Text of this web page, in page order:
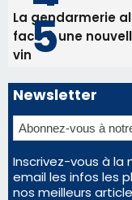
Inscrivez-vous à la
email les infos les
nos meilleurs
Régie publicitaire
Mentions légales